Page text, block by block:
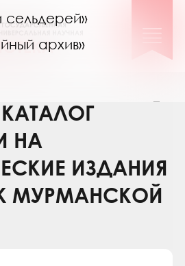
сельдерей»
архив»
НА
ИЗДАНИЯ
МУРМАНСКОЙ